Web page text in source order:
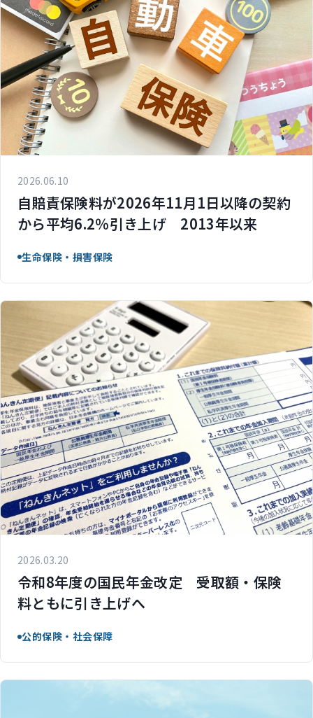
2026.06.10
自賠責保険料が2026年11月1日以降の契約
から平均6.2％引き上げ 2013年以来
生命保険・損害保険
2026.03.20
令和8年度の国民年金改定 受取額・保険
料ともに引き上げへ
公的保険・社会保障